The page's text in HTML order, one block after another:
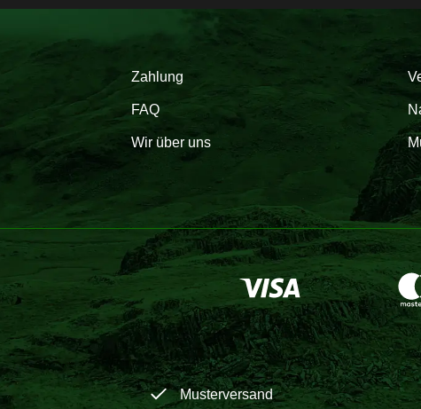
Zahlung
FAQ
Wir über uns
Musterversand